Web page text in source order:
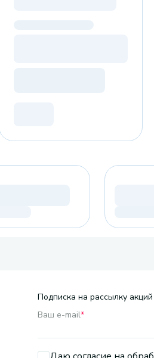
Подписка на рассылку
Ваш e-mail*